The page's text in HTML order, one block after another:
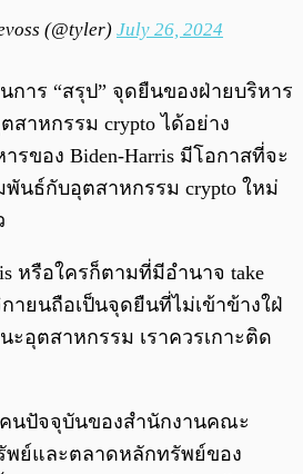
(@tyler) July 26, 2024
นการ “สรุป” จุดยืนของฝ่ายบริหาร
สาหกรรม crypto ได้อย่าง
ของ Biden-Harris มีโอกาสที่จะ
นธ์กับอุตสาหกรรม crypto ใหม่
หรือใครก็ตามที่มีอำนาจ take
ายนถือเป็นจุดยืนที่ไม่เข้าข้างใฝ่
ะอุตสาหกรรม เราควรเกาะติด
คนปัจจุบันของสำนักงานคณะ
พย์และตลาดหลักทรัพย์ของ